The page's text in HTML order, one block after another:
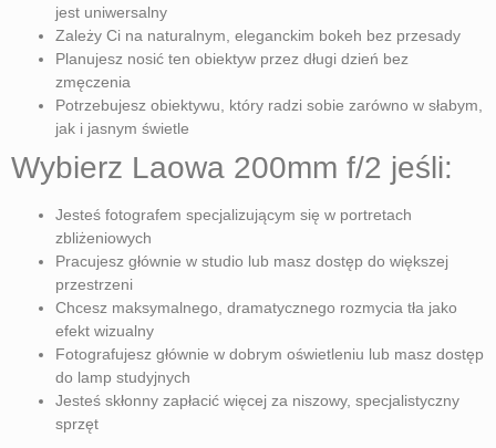
jest uniwersalny
Zależy Ci na naturalnym, eleganckim bokeh bez przesady
Planujesz nosić ten obiektyw przez długi dzień bez
zmęczenia
Potrzebujesz obiektywu, który radzi sobie zarówno w słabym,
jak i jasnym świetle
Wybierz Laowa 200mm f/2 jeśli:
Jesteś fotografem specjalizującym się w portretach
zbliżeniowych
Pracujesz głównie w studio lub masz dostęp do większej
przestrzeni
Chcesz maksymalnego, dramatycznego rozmycia tła jako
efekt wizualny
Fotografujesz głównie w dobrym oświetleniu lub masz dostęp
do lamp studyjnych
Jesteś skłonny zapłacić więcej za niszowy, specjalistyczny
sprzęt